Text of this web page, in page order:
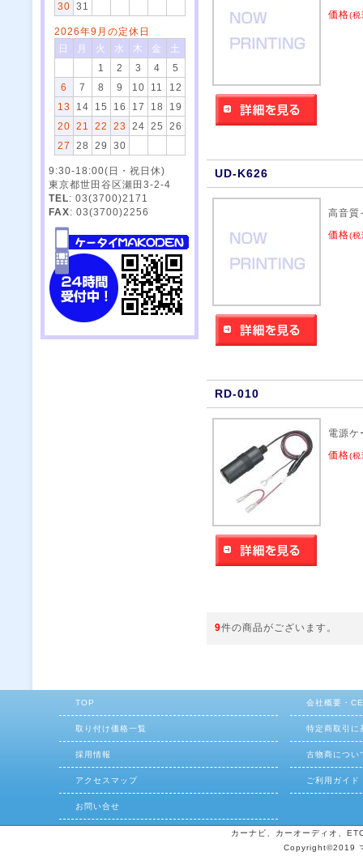
30
31
2026年9月の定休日
日
月 火 水 木 金
土
1
2 3 4
5
6
7 8 9 10 11
12
13
14 15 16 17 18
19
20
21 22 23 24 25
26
27
28 29 30
9:30-18:00(日・祝日休)
東京都世田谷区瀬田3-2-4
TEL: 03(3700)2171
FAX: 03(3700)2256
価格(税
UD-K626
高音質
価格(税
RD-010
電源ケ
価格(税
9件の商品がございます。
TOP 会社概要・
取り付け価格一覧 特定商取引に
採用情報 古物商につい
アクセスマップ ご利用ガイド
お問い合せ
カーナビ、カーオーディオ、
Copyright©2019